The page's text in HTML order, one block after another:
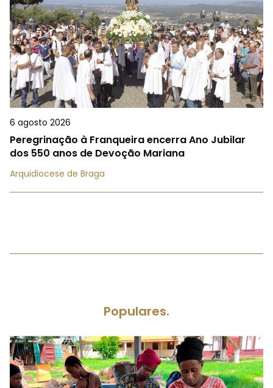
6 agosto 2026
Peregrinação à Franqueira encerra Ano Jubilar
dos 550 anos de Devoção Mariana
Arquidiocese de Braga
Populares.